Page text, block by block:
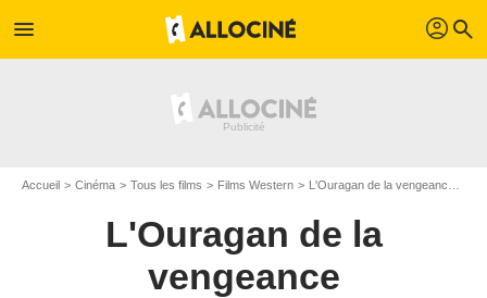
menu profil search
Accueil Cinéma Tous les films Films Western L'Ouragan de la vengeance
L'Ouragan de la
vengeance